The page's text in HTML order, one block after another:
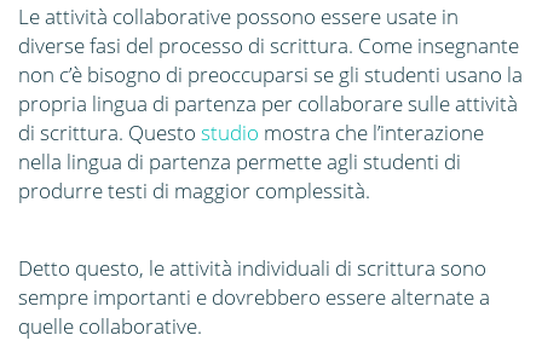
Le attività collaborative possono essere usate in
diverse fasi del processo di scrittura. Come insegnante
non c’è bisogno di preoccuparsi se gli studenti usano la
propria lingua di partenza per collaborare sulle attività
di scrittura. Questo studio mostra che l’interazione
nella lingua di partenza permette agli studenti di
produrre testi di maggior complessità.
Detto questo, le attività individuali di scrittura sono
sempre importanti e dovrebbero essere alternate a
quelle collaborative.